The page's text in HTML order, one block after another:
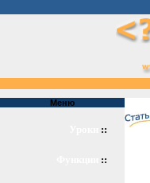
Меню
::
::